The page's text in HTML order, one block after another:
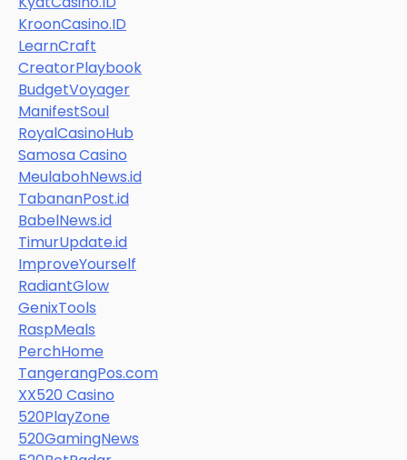
KroonCasino.ID
LearnCraft
CreatorPlaybook
BudgetVoyager
ManifestSoul
RoyalCasinoHub
Samosa Casino
MeulabohNews.id
TabananPost.id
BabelNews.id
TimurUpdate.id
ImproveYourself
RadiantGlow
GenixTools
RaspMeals
PerchHome
TangerangPos.com
XX520 Casino
520PlayZone
520GamingNews